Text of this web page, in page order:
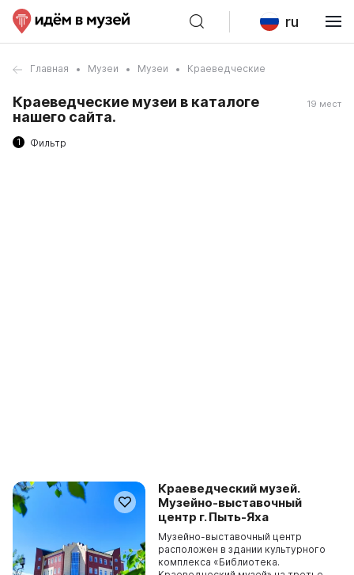
ru
Главная Музеи Музеи Краеведческие
Краеведческие музеи в каталоге
нашего сайта.
19 мест
1 Фильтр
Краеведческий музей.
Музейно-выставочный
центр г. Пыть-Яха
Музейно-выставочный центр
расположен в здании культурного
комплекса «Библиотека.